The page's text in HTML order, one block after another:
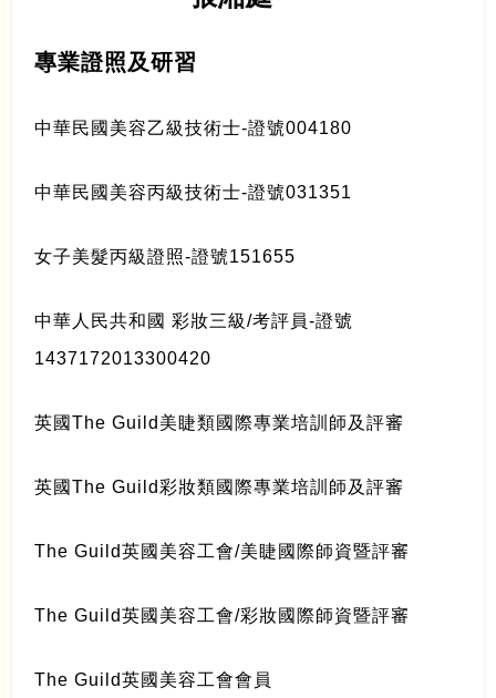
專業證照及研習
中華民國美容乙級技術士-證號004180
中華民國美容丙級技術士-證號031351
女子美髮丙級證照-證號151655
中華人民共和國 彩妝三級/考評員-證號
1437172013300420
英國The Guild美睫類國際專業培訓師及評審
英國The Guild彩妝類國際專業培訓師及評審
The Guild英國美容工會/美睫國際師資暨評審
The Guild英國美容工會/彩妝國際師資暨評審
The Guild英國美容工會會員